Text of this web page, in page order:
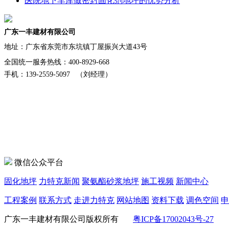
广东一丰建材有限公司
地址： 广东省东莞市东坑镇丁屋振兴大道43号
全国统一服务热线：400-8929-668
手机：139-2559-5097 （刘经理）
微信公众平台
固化地坪 力特克新闻 聚氨酯砂浆地坪 施工视频 新闻中心
工程案例 联系方式 走进力特克 网站地图 资料下载 调色空间
广东一丰建材有限公司版权所有 粤ICP备17002043号-27